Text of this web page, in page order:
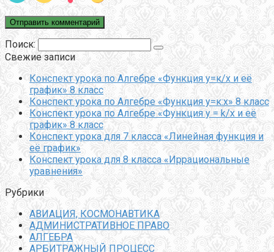
Поиск:
Свежие записи
Конспект урока по Алгебре «Функция у=к/х и её
график» 8 класс
Конспект урока по Алгебре «Функция у=к:х» 8 класс
Конспект урока по Алгебре «Функция y = k/x и её
график» 8 класс
Конспект урока для 7 класса «Линейная функция и
её график»
Конспект урока для 8 класса «Иррациональные
уравнения»
Рубрики
АВИАЦИЯ, КОСМОНАВТИКА
АДМИНИСТРАТИВНОЕ ПРАВО
АЛГЕБРА
АРБИТРАЖНЫЙ ПРОЦЕСС